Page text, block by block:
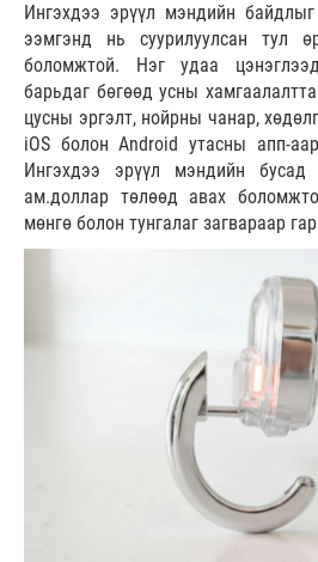
Ингэхдээ эрүүл мэндийн
ээмгэнд нь суурилуулсан тул
боломжтой. Нэг удаа
барьдаг бөгөөд усны
цусны эргэлт, нойрны чанар,
iOS болон Android утасны апп-
Ингэхдээ эрүүл мэндийн
ам.доллар төлөөд авах
мөнгө болон тунгалаг загвараар